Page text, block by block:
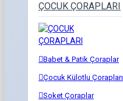
ÇOCUK ÇORAPLARI
Babet & Patik Çoraplar
Çocuk Külotlu Çorapları
Soket Çoraplar